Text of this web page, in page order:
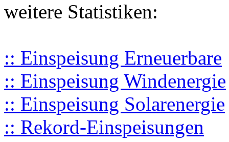
weitere Statistiken:
:: Einspeisung Erneuerbare
:: Einspeisung Windenergie
:: Einspeisung Solarenergie
:: Rekord-Einspeisungen